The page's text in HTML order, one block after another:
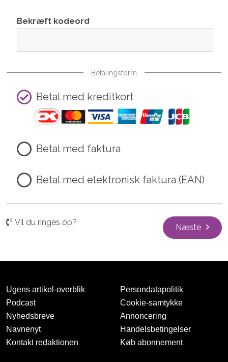
Bekræft kodeord
Betalingsform
Betal med kreditkort
Betal med faktura
Betal med elektronisk faktura (EAN)
Vil du ringes op?
Næste
Ugens artikel-overblik
Podcast
Nyhedsbreve
Navnenyt
Kontakt redaktionen
Persondatapolitik
Cookie-samtykke
Annoncering
Handelsbetingelser
Køb abonnement